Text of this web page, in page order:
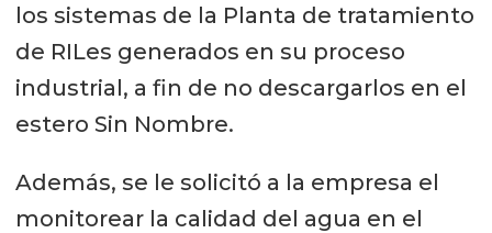
los sistemas de la Planta de tratamiento
de RILes generados en su proceso
industrial, a fin de no descargarlos en el
estero Sin Nombre.
Además, se le solicitó a la empresa el
monitorear la calidad del agua en el